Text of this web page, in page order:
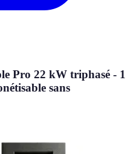
Pro 22 kW triphasé - 1
sans